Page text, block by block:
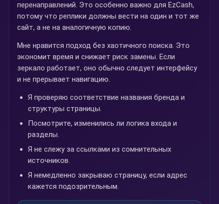
перенаправлений. Это особенно важно для EzCash,
потому что реплики должны вести на один и тот же
сайт, а не на аналогичную копию.
Мне нравится подход без хаотичного поиска. Это
экономит время и снижает риск замены. Если
зеркало работает, оно обычно следует интерфейсу
и не прерывает навигацию.
Я проверяю соответствие названия бренда и
структуры страницы.
Посмотрите, изменились ли логика входа и
разделы.
Я не слежу за ссылками из сомнительных
источников.
Я немедленно закрываю страницу, если адрес
кажется подозрительным.